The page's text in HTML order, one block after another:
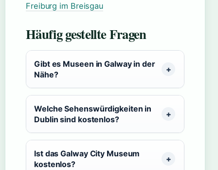
Freiburg im Breisgau
Häufig gestellte Fragen
Gibt es Museen in Galway in der
Nähe?
Welche Sehenswürdigkeiten in
Dublin sind kostenlos?
Ist das Galway City Museum
kostenlos?